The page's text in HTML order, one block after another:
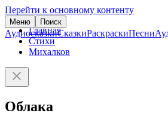
Перейти к основному контенту
Меню Поиск
АудиосказкиСказкиРаскраскиПесни
Главная
Стихи
Михалков
Облака